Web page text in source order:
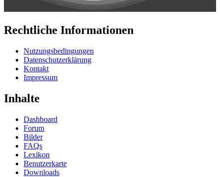
Rechtliche Informationen
Nutzungsbedingungen
Datenschutzerklärung
Kontakt
Impressum
Inhalte
Dashboard
Forum
Bilder
FAQs
Lexikon
Benutzerkarte
Downloads